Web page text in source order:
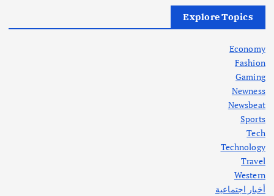
في جذور المشكلة وحلولها المستدامة
أهم الأخبار
اختتام ورشة السينوغرافيا في مدينة كلباء الاماراتية
أغسطس 3, 2026
Explore Topics
Economy
Fashion
Gaming
Newness
Newsbeat
Sports
Tech
Technology
Travel
Western
أخبار اجتماعية